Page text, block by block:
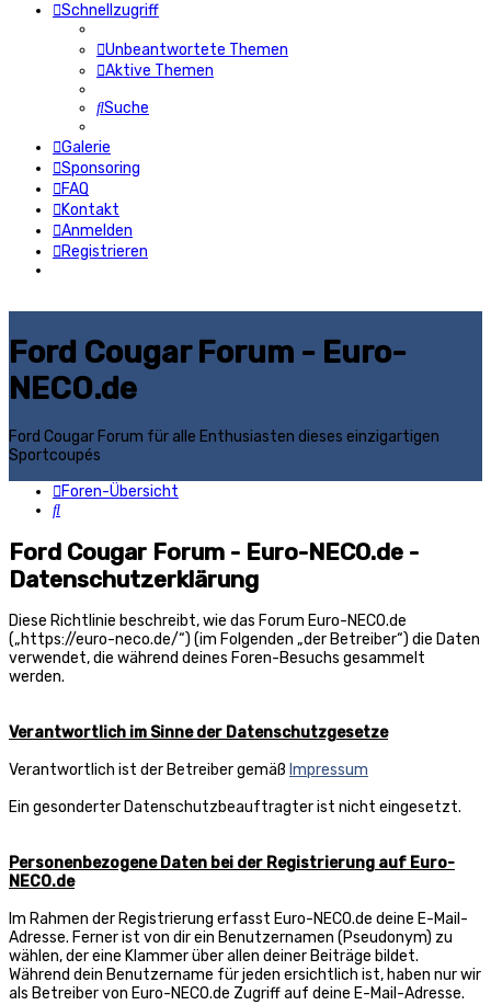
Schnellzugriff
Unbeantwortete Themen
Aktive Themen
Suche
Galerie
Sponsoring
FAQ
Kontakt
Anmelden
Registrieren
Ford Cougar Forum - Euro-
NECO.de
Ford Cougar Forum für alle Enthusiasten dieses einzigartigen
Sportcoupés
Foren-Übersicht
Suche
Ford Cougar Forum - Euro-NECO.de -
Datenschutzerklärung
Diese Richtlinie beschreibt, wie das Forum Euro-NECO.de
(„https://euro-neco.de/“) (im Folgenden „der Betreiber“) die Daten
verwendet, die während deines Foren-Besuchs gesammelt
werden.
Verantwortlich im Sinne der Datenschutzgesetze
Verantwortlich ist der Betreiber gemäß Impressum
Ein gesonderter Datenschutzbeauftragter ist nicht eingesetzt.
Personenbezogene Daten bei der Registrierung auf Euro-
NECO.de
Im Rahmen der Registrierung erfasst Euro-NECO.de deine E-Mail-
Adresse. Ferner ist von dir ein Benutzernamen (Pseudonym) zu
wählen, der eine Klammer über allen deiner Beiträge bildet.
Während dein Benutzername für jeden ersichtlich ist, haben nur wir
als Betreiber von Euro-NECO.de Zugriff auf deine E-Mail-Adresse.